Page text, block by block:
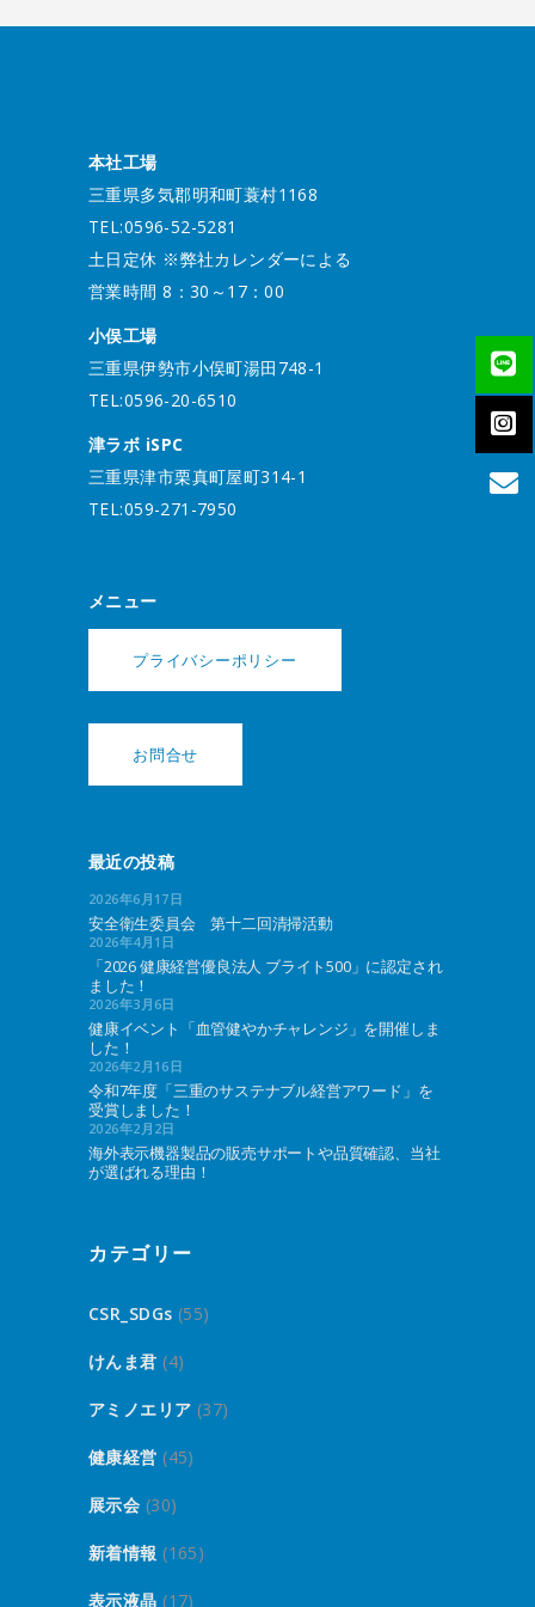
本社工場
三重県多気郡明和町蓑村1168
TEL:0596-52-5281
土日定休 ※弊社カレンダーによる
営業時間 8：30～17：00
小俣工場
三重県伊勢市小俣町湯田748-1
TEL:0596-20-6510
津ラボ iSPC
三重県津市栗真町屋町314-1
TEL:059-271-7950
メニュー
プライバシーポリシー
お問合せ
最近の投稿
2026年6月17日
安全衛生委員会 第十二回清掃活動
2026年4月1日
「2026 健康経営優良法人 ブライト500」に認定され
ました！
2026年3月6日
健康イベント「血管健やかチャレンジ」を開催しま
した！
2026年2月16日
令和7年度「三重のサステナブル経営アワード」を
受賞しました！
2026年2月2日
海外表示機器製品の販売サポートや品質確認、当社
が選ばれる理由！
カテゴリー
CSR_SDGs (55)
けんま君 (4)
アミノエリア (37)
健康経営 (45)
展示会 (30)
新着情報 (165)
表示液晶 (17)